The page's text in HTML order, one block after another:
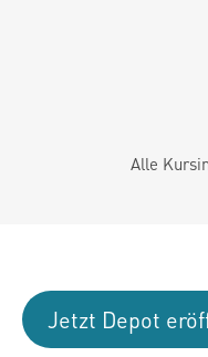
Alle
Jetzt Depot